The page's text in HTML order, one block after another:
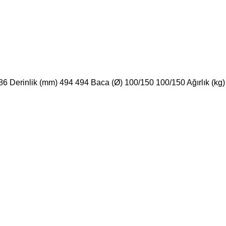
Derinlik (mm) 494 494 Baca (Ø) 100/150 100/150 Ağırlık (kg)